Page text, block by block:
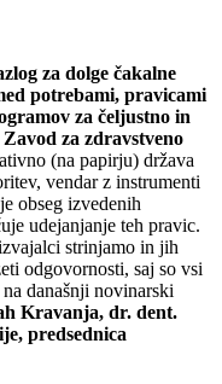
za dolge čakalne
potrebami, pravicami
za čeljustno in
za zdravstveno
(na papirju) država
vendar z instrumenti
obseg izvedenih
udejanjanje teh pravic.
strinjamo in jih
odgovornosti, saj so vsi
današnji novinarski
Kravanja, dr. dent.
predsednica